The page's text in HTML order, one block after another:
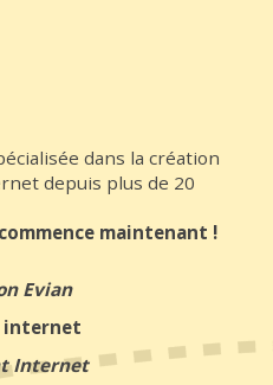
dans la création
depuis plus de 20
maintenant !
Evian
internet
Internet